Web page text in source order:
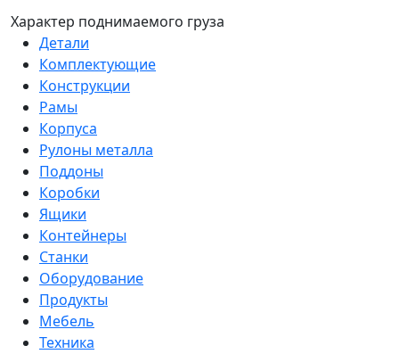
Характер поднимаемого груза
Детали
Комплектующие
Конструкции
Рамы
Корпуса
Рулоны металла
Поддоны
Коробки
Ящики
Контейнеры
Станки
Оборудование
Продукты
Мебель
Техника